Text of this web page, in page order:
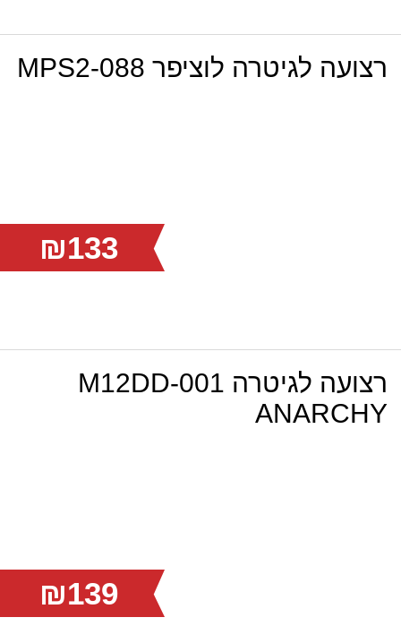
רצועה לגיטרה לוציפר MPS2-088
₪133
רצועה לגיטרה M12DD-001
ANARCHY
₪139